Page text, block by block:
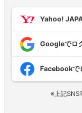
Yahoo!
Googleでロ
Facebookで
※上記SNS